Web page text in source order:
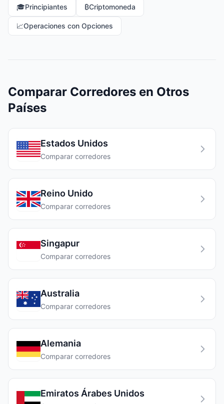
🎓Principiantes ₿Criptomoneda
📈Operaciones con Opciones
Comparar Corredores en Otros
Países
Estados Unidos
Comparar corredores
Reino Unido
Comparar corredores
Singapur
Comparar corredores
Australia
Comparar corredores
Alemania
Comparar corredores
Emiratos Árabes Unidos